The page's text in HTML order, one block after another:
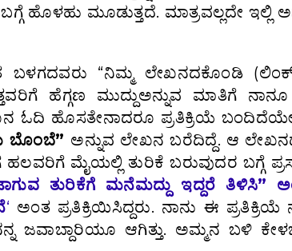
ಹೊಳಹು ಮೂಡುತ್ತದೆ. ಮಾತ್ರವಲ್ಲದೇ‌ ಇಲ್ಲಿ‌
ಬಳಗದವರು “ನಿಮ್ಮ ಲೇಖನದಕೊಂಡಿ
ಹೆಗ್ಗಣ ಮುದ್ದು‌ಅನ್ನುವ ಮಾತಿಗೆ
ಓದಿ ಹೊಸತೇನಾದರೂ ಪ್ರತಿಕ್ರಿಯೆ ಬಂದಿದೆಯೇ‌
ಬೊಂಬೆ” ಅನ್ನುವ ಲೇಖನ ಬರೆದಿದ್ದೆ. ಆ
ಮೈಯಲ್ಲಿ ತುರಿಕೆ ಬರುವುದರ ಬಗ್ಗೆ
ತುರಿಕೆಗೆ ಮನೆಮದ್ದು‌ ಇದ್ದರೆ ತಿಳಿಸಿ”
‘ ಅಂತ ಪ್ರತಿಕ್ರಿಯಿಸಿದ್ದರು. ನಾನು ಈ
ಜವಾಬ್ದಾರಿಯೂ‌ ಆಗಿತ್ತು. ಅಮ್ಮನ ಬಳಿ